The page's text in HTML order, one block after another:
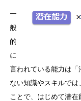
一
般
的
に
言われている能力は
ない知識やスキルで
ことで、はじめて潜